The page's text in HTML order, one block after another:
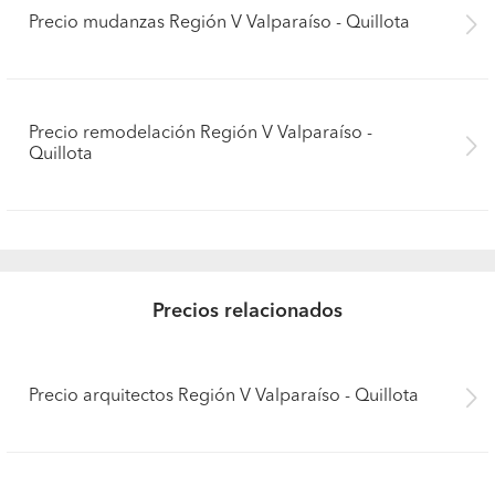
Precio mudanzas Región V Valparaíso - Quillota
Precio remodelación Región V Valparaíso -
Quillota
Precios relacionados
Precio arquitectos Región V Valparaíso - Quillota